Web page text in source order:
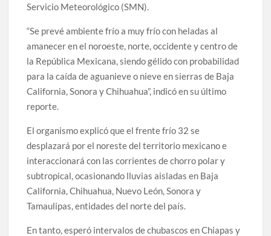
Servicio Meteorológico (SMN).
“Se prevé ambiente frío a muy frío con heladas al
amanecer en el noroeste, norte, occidente y centro de
la República Mexicana, siendo gélido con probabilidad
para la caída de aguanieve o nieve en sierras de Baja
California, Sonora y Chihuahua”, indicó en su último
reporte.
El organismo explicó que el frente frío 32 se
desplazará por el noreste del territorio mexicano e
interaccionará con las corrientes de chorro polar y
subtropical, ocasionando lluvias aisladas en Baja
California, Chihuahua, Nuevo León, Sonora y
Tamaulipas, entidades del norte del país.
En tanto, esperó intervalos de chubascos en Chiapas y